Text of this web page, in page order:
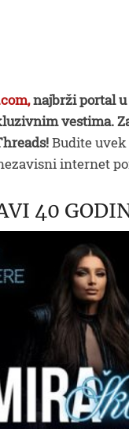
najbrži portal u
vestima.
Budite
internet
40